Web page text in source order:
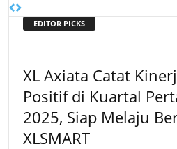
EDITOR PICKS
XL Axiata Catat
Positif di Kuartal
2025, Siap Melaju
XLSMART